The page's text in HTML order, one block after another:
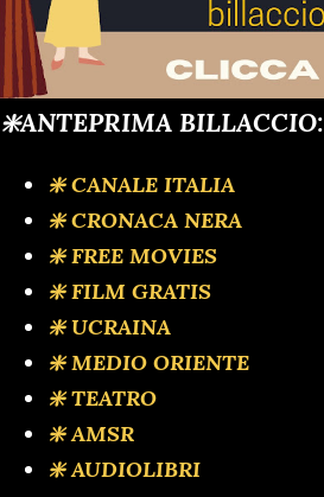
❇️ANTEPRIMA BILLACCIO:
❇️ CANALE ITALIA
❇️ CRONACA NERA
❇️ FREE MOVIES
❇️ FILM GRATIS
❇️ UCRAINA
❇️ MEDIO ORIENTE
❇️ TEATRO
❇️ AMSR
❇️ AUDIOLIBRI